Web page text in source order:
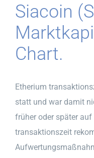
Siacoin
Chart.
Etherium
statt und war damit
früher oder später
transaktionszeit